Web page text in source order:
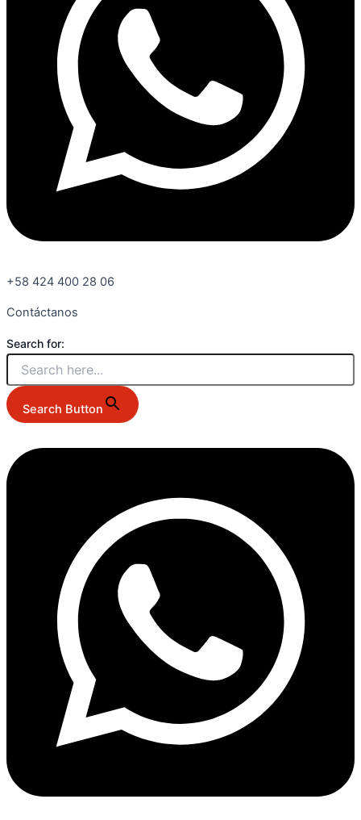
+58 424 400 28 06
Contáctanos
Search for:
Search Button